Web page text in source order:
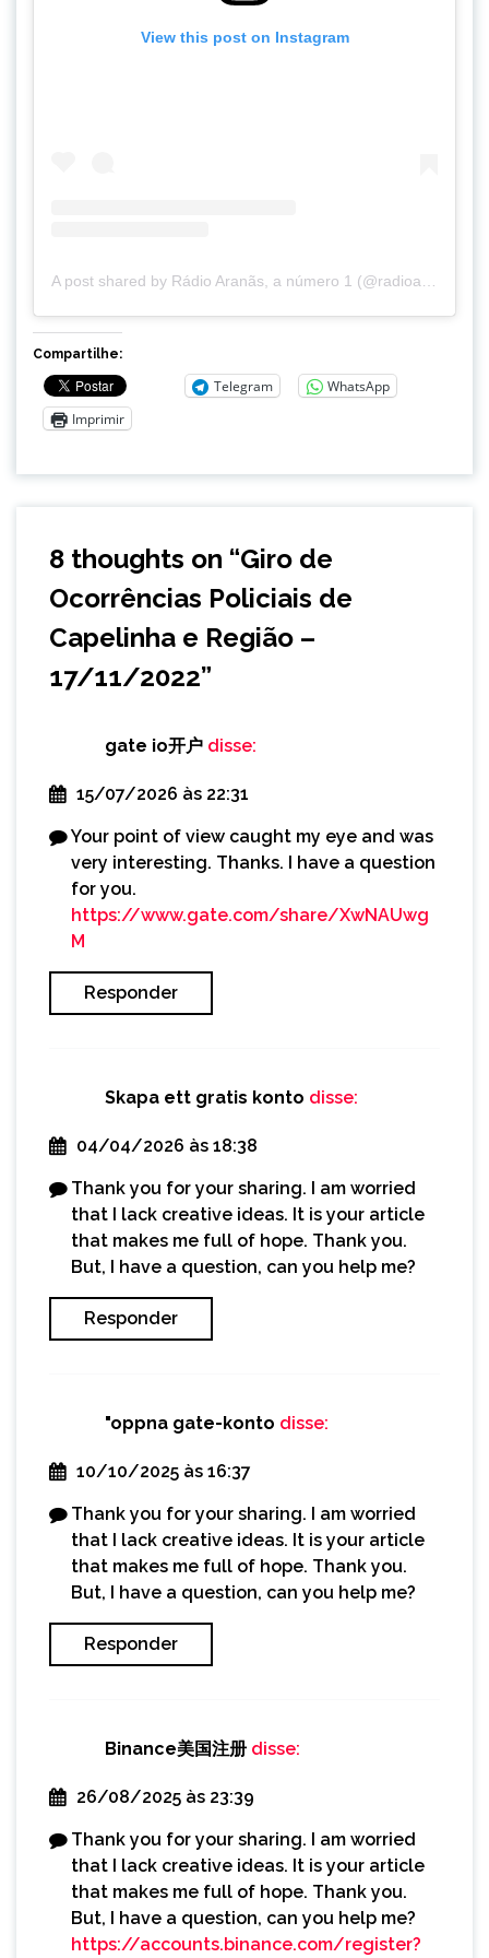
View this post on Instagram
A post shared by Rádio Aranãs, a número 1 (@radioaranas)
Compartilhe:
Telegram
WhatsApp
Imprimir
8 thoughts on “Giro de
Ocorrências Policiais de
Capelinha e Região –
17/11/2022”
gate io开户 disse:
15/07/2026 às 22:31
Your point of view caught my eye and was
very interesting. Thanks. I have a question
for you.
https://www.gate.com/share/XwNAUwg
M
Responder
Skapa ett gratis konto disse:
04/04/2026 às 18:38
Thank you for your sharing. I am worried
that I lack creative ideas. It is your article
that makes me full of hope. Thank you.
But, I have a question, can you help me?
Responder
"oppna gate-konto disse:
10/10/2025 às 16:37
Thank you for your sharing. I am worried
that I lack creative ideas. It is your article
that makes me full of hope. Thank you.
But, I have a question, can you help me?
Responder
Binance美国注册 disse:
26/08/2025 às 23:39
Thank you for your sharing. I am worried
that I lack creative ideas. It is your article
that makes me full of hope. Thank you.
But, I have a question, can you help me?
https://accounts.binance.com/register?